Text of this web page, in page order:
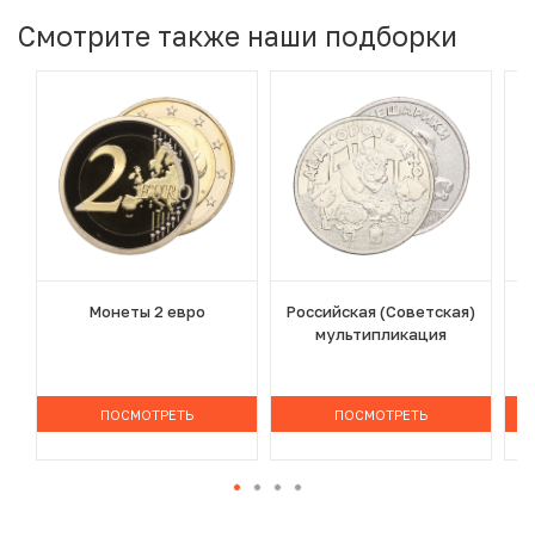
Смотрите также наши подборки
Монеты 2 евро
ПОСМОТРЕТЬ
Российская (Советская)
мультипликация
ПОСМОТРЕТЬ